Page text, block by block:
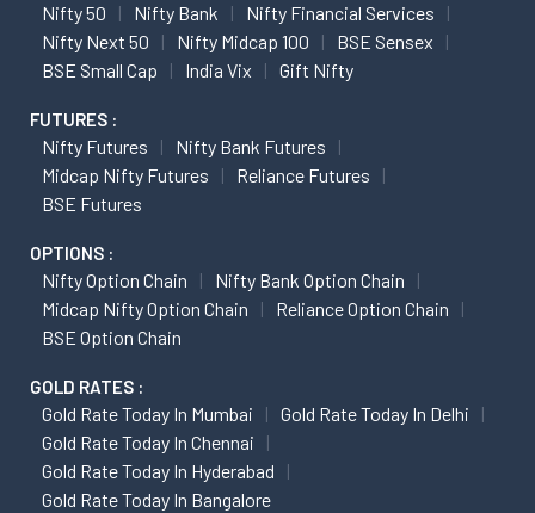
Nifty 50 Nifty Bank
Nifty Financial Services
Nifty Next 50
Nifty Midcap 100
BSE Sensex
BSE Small Cap
India Vix Gift Nifty
FUTURES :
Nifty Futures
Nifty Bank Futures
Midcap Nifty Futures
Reliance Futures
BSE Futures
OPTIONS :
Nifty Option Chain
Nifty Bank Option Chain
Midcap Nifty Option Chain
Reliance Option Chain
BSE Option Chain
GOLD RATES :
Gold Rate Today In Mumbai
Gold Rate Today In Delhi
Gold Rate Today In Chennai
Gold Rate Today In Hyderabad
Gold Rate Today In Bangalore